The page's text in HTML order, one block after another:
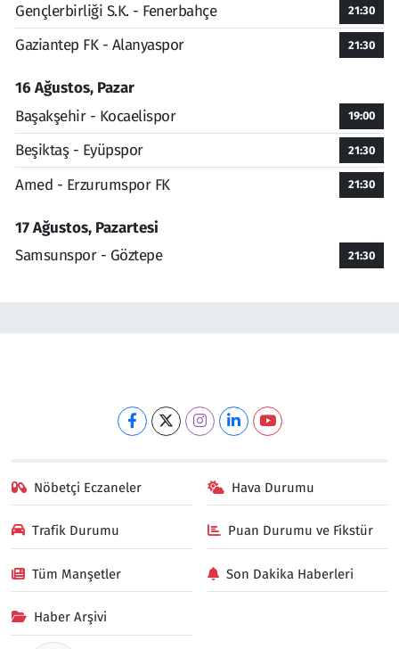
Gençlerbirliği S.K. - Fenerbahçe 21:30
Gaziantep FK - Alanyaspor 21:30
16 Ağustos, Pazar
Başakşehir - Kocaelispor
19:00
Beşiktaş - Eyüpspor 21:30
Amed - Erzurumspor FK 21:30
17 Ağustos, Pazartesi
Samsunspor - Göztepe
21:30
Nöbetçi Eczaneler Hava Durumu
Trafik Durumu Puan Durumu ve Fikstür
Tüm Manşetler Son Dakika Haberleri
Haber Arşivi